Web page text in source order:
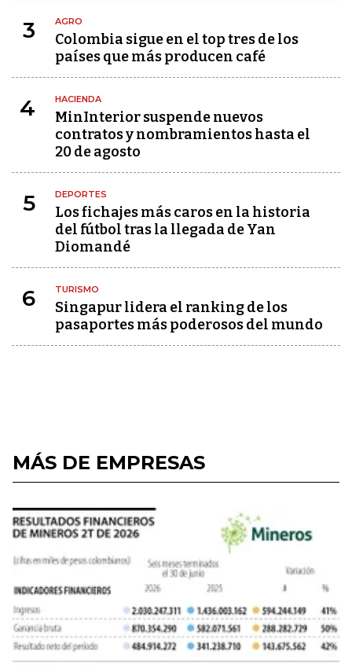
3 AGRO
Colombia sigue en el top tres de los
países que más producen café
4 HACIENDA
MinInterior suspende nuevos
contratos y nombramientos hasta el
20 de agosto
5 DEPORTES
Los fichajes más caros en la historia
del fútbol tras la llegada de Yan
Diomandé
6 TURISMO
Singapur lidera el ranking de los
pasaportes más poderosos del mundo
MÁS DE EMPRESAS